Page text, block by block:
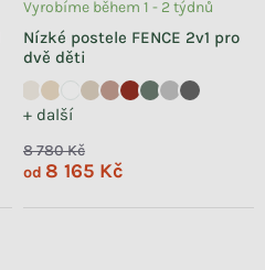
Nízké postele FENCE 2v1 pro
dvě děti
+ další
Vyrobíme během 1 - 2 týdnů
8 780 Kč
od 8 165 Kč